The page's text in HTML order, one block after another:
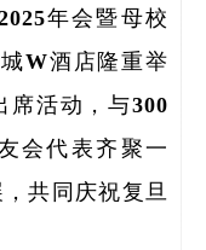
年会暨母校
W酒店隆重举
席活动，与300
会代表齐聚一
共同庆祝复旦